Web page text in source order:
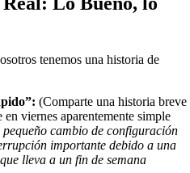
tenemos una historia de
(Comparte una historia breve
viernes aparentemente simple
cambio de configuración
importante debido a una
lleva a un fin de semana